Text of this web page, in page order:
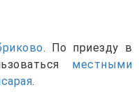
. По приезду в
местными
.